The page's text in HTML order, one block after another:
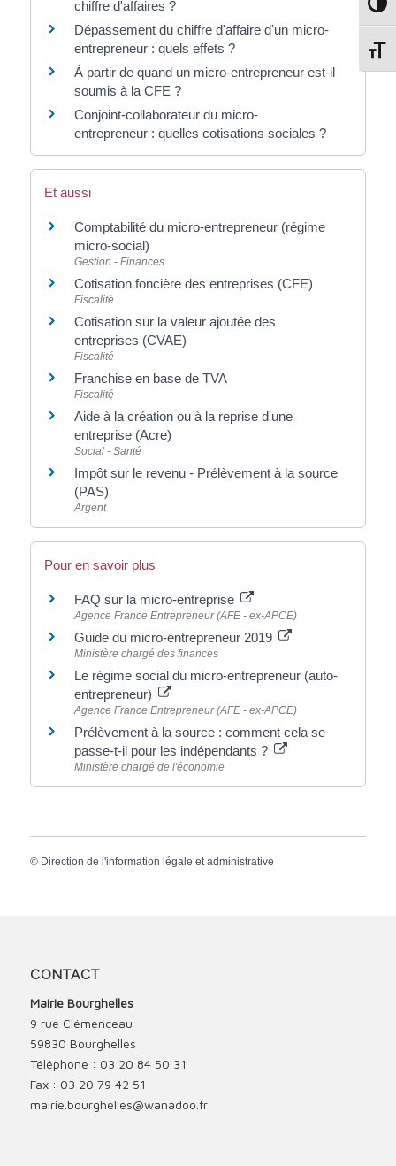
chiffre d'affaires ?
Dépassement du chiffre d'affaire d'un micro-
entrepreneur : quels effets ?
À partir de quand un micro-entrepreneur est-il
soumis à la CFE ?
Conjoint-collaborateur du micro-
entrepreneur : quelles cotisations sociales ?
Et aussi
Comptabilité du micro-entrepreneur (régime
micro-social)
Gestion - Finances
Cotisation foncière des entreprises (CFE)
Fiscalité
Cotisation sur la valeur ajoutée des
entreprises (CVAE)
Fiscalité
Franchise en base de TVA
Fiscalité
Aide à la création ou à la reprise d'une
entreprise (Acre)
Social - Santé
Impôt sur le revenu - Prélèvement à la source
(PAS)
Argent
Pour en savoir plus
FAQ sur la micro-entreprise
Agence France Entrepreneur (AFE - ex-APCE)
Guide du micro-entrepreneur 2019
Ministère chargé des finances
Le régime social du micro-entrepreneur (auto-
entrepreneur)
Agence France Entrepreneur (AFE - ex-APCE)
Prélèvement à la source : comment cela se
passe-t-il pour les indépendants ?
Ministère chargé de l'économie
© Direction de l'information légale et administrative
CONTACT
Mairie Bourghelles
9 rue Clémenceau
59830 Bourghelles
Téléphone : 03 20 84 50 31
Fax : 03 20 79 42 51
mairie.bourghelles@wanadoo.fr